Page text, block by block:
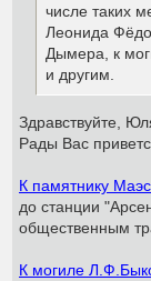
числе таких
Леонида
Дымера, к
и другим.
Здравствуйте,
Рады Вас
К памятнику
до станции
общественным
К могиле